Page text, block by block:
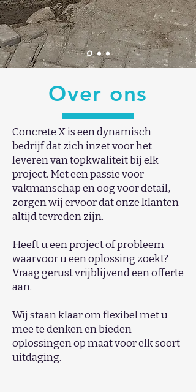
Over ons
Concrete X is een dynamisch
bedrijf dat zich inzet voor het
leveren van topkwaliteit bij elk
project. Met een passie voor
vakmanschap en oog voor detail,
zorgen wij ervoor dat onze klanten
altijd tevreden zijn.
Heeft u een project of probleem
waarvoor u een oplossing zoekt?
Vraag gerust vrijblijvend een offerte
aan.
Wij staan klaar om flexibel met u
mee te denken en bieden
oplossingen op maat voor elk soort
uitdaging.